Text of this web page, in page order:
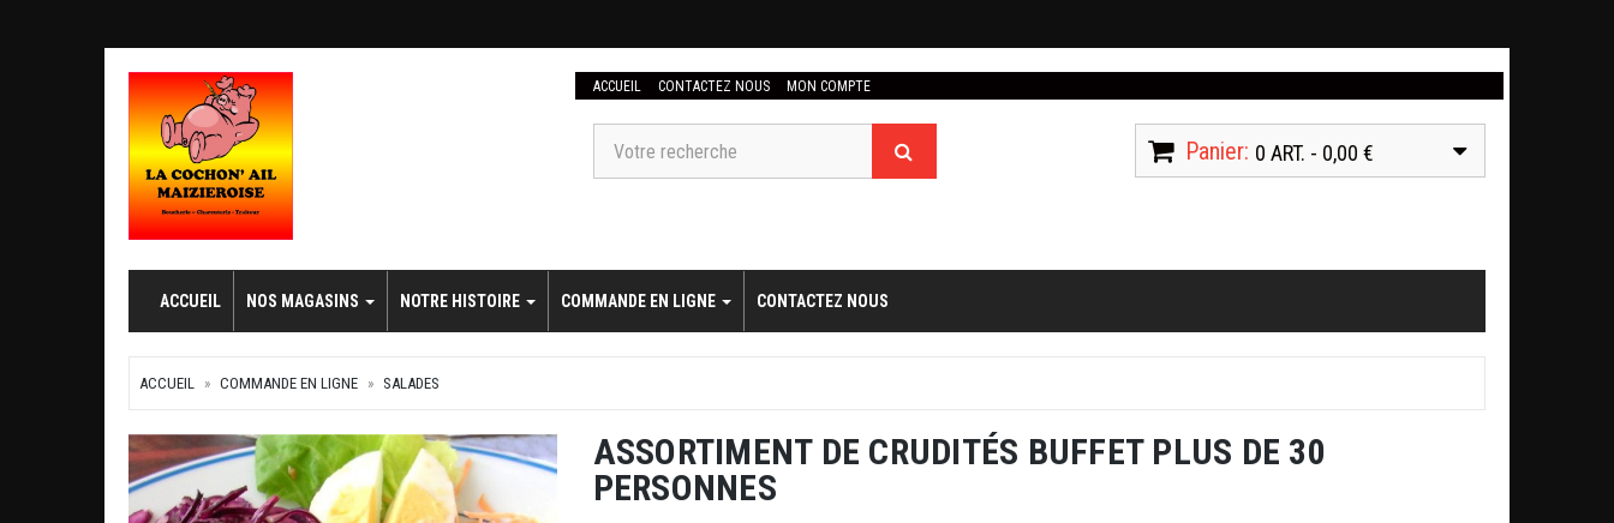
ACCUEIL CONTACTEZ NOUS MON COMPTE
Panier: 0 ART. - 0,00 €
ACCUEIL NOS MAGASINS NOTRE HISTOIRE COMMANDE EN LIGNE CONTACTEZ NOUS
ACCUEIL COMMANDE EN LIGNE SALADES
ASSORTIMENT DE CRUDITÉS BUFFET PLUS DE 30
PERSONNES